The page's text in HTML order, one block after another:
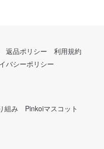
返品ポリシー
利用規約
バシーポリシー
組み
Pinkoiマスコット